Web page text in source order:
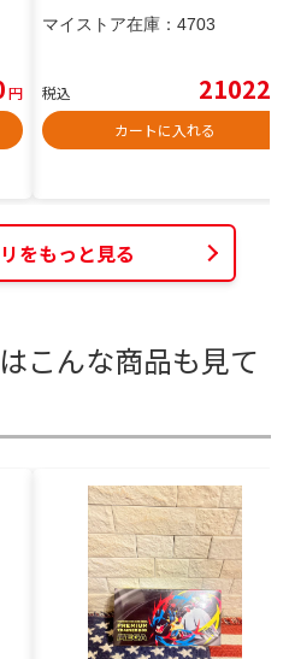
円
マイストア在庫： 4703
税込 21022
カートに入れる
をもっと見る
こんな商品も見て